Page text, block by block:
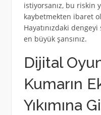
istiyorsanız, bu riskin
kaybetmekten ibaret
Hayatınızdaki
en büyük şansınız.
Dijital
Kumarın
Yıkımına